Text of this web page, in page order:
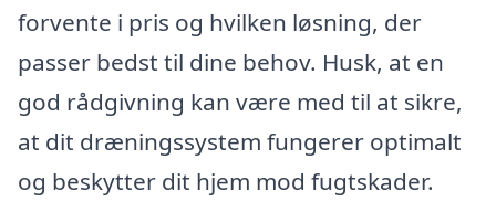
forvente i pris og hvilken løsning, der
passer bedst til dine behov. Husk, at en
god rådgivning kan være med til at sikre,
at dit dræningssystem fungerer optimalt
og beskytter dit hjem mod fugtskader.